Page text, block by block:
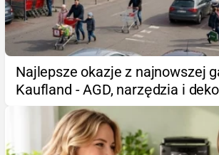
Najlepsze okazje z najnowszej
Kaufland - AGD, narzędzia i